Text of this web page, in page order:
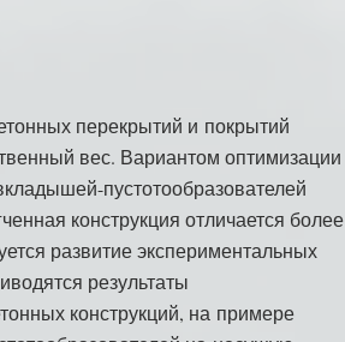
перекрытий и покрытий
вес. Вариантом оптимизации
пустотообразователей
конструкция отличается более
развитие экспериментальных
результаты
конструкций, на примере